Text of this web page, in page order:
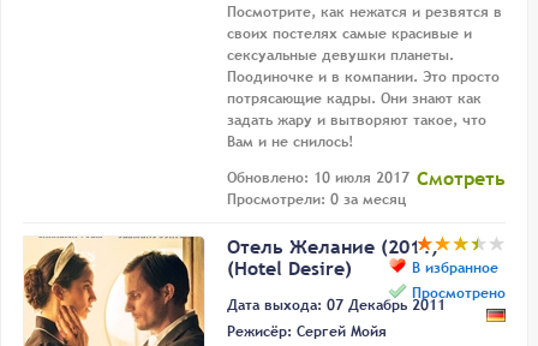
Посмотрите, как нежатся и резвятся в
своих постелях самые красивые и
сексуальные девушки планеты.
Поодиночке и в компании. Это просто
потрясающие кадры. Они знают как
задать жару и вытворяют такое, что
Вам и не снилось!
Обновлено: 10 июля 2017
Просмотрели: 0 за месяц
Смотреть
В избранное
Просмотрено
Отель Желание (2011)
(Hotel Desire)
Дата выхода: 07 Декабрь 2011
Режисёр: Сергей Мойя